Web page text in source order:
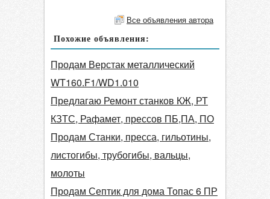
Все объявления автора
Похожие объявления:
Продам Верстак металлический
WT160.F1/WD1.010
Предлагаю Ремонт станков КЖ, РТ
КЗТС, Рафамет, прессов ПБ,ПА, ПО
Продам Станки, пресса, гильотины,
листогибы, трубогибы, вальцы,
молоты
Продам Септик для дома Топас 6 ПР